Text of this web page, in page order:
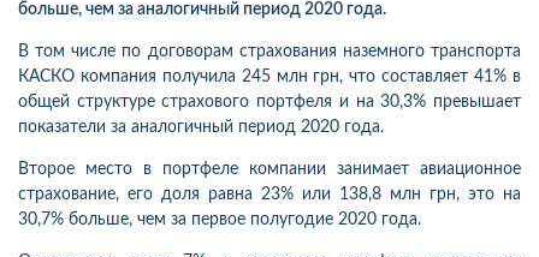
больше, чем за аналогичный период 2020 года.
В том числе по договорам страхования наземного транспорта
КАСКО компания получила 245 млн грн, что составляет 41% в
общей структуре страхового портфеля и на 30,3% превышает
показатели за аналогичный период 2020 года.
Второе место в портфеле компании занимает авиационное
страхование, его доля равна 23% или 138,8 млн грн, это на
30,7% больше, чем за первое полугодие 2020 года.